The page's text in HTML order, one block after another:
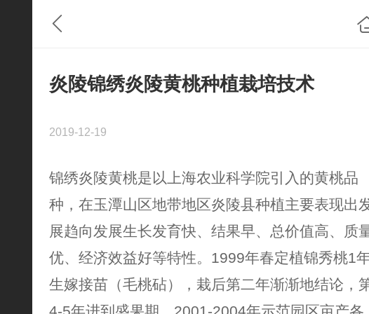
炎陵锦绣炎陵黄桃种植栽培技术
2019-12-19
锦绣炎陵黄桃是以上海农业科学院引入的黄桃品
种，在玉潭山区地带地区炎陵县种植主要表现出
展趋向发展生长发育快、结果早、总价值高、质
优、经济效益好等特性。1999年春定植锦秀桃1
生嫁接苗（毛桃砧），栽后第二年渐渐地结论，